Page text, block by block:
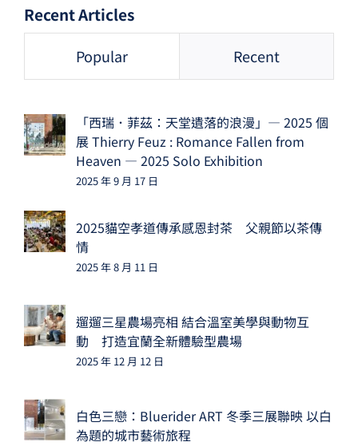
Recent Articles
Popular Recent
「西瑞．菲茲：天堂遺落的浪漫」— 2025 個
展 Thierry Feuz : Romance Fallen from
Heaven — 2025 Solo Exhibition
2025 年 9 月 17 日
2025貓空孝道傳承感恩封茶 父親節以茶傳
情
2025 年 8 月 11 日
遛遛三星農場亮相 結合溫室美學與動物互
動 打造宜蘭全新體驗型農場
2025 年 12 月 12 日
白色三戀：Bluerider ART 冬季三展聯映 以白
為題的城市藝術旅程